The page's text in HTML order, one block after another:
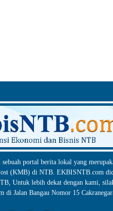
portal berita lokal yang
(KMB) di NTB. EKBISNTB.com
Untuk lebih dekat dengan kami,
di Jalan Bangau Nomor 15